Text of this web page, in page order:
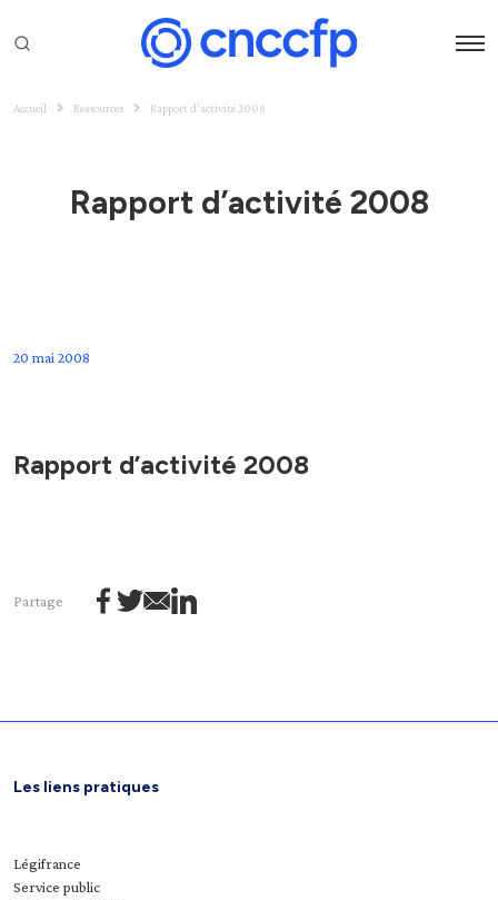
Accueil Ressources Rapport d’activité 2008
Rapport d’activité 2008
20 mai 2008
Rapport d’activité 2008
Partage
Les liens pratiques
Légifrance
Service public